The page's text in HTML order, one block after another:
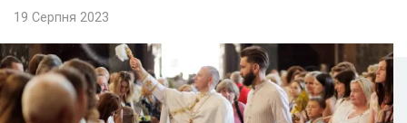
19 Серпня 2023